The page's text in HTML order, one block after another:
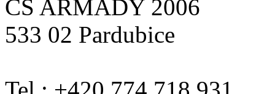
ČS ARMÁDY 2006
533 02 Pardubice